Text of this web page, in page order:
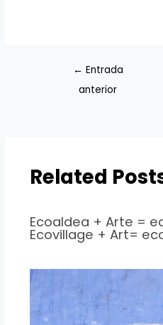
← Entrada
anterior
Related
Ecoaldea + Arte =
Ecovillage + Art=